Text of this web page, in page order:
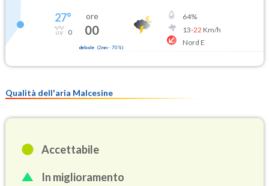
27°
0
ore
00
debole (2mm- 70 %)
64%
13-22 Km/h
Nord E
Qualità dell'aria Malcesine
Accettabile
In miglioramento